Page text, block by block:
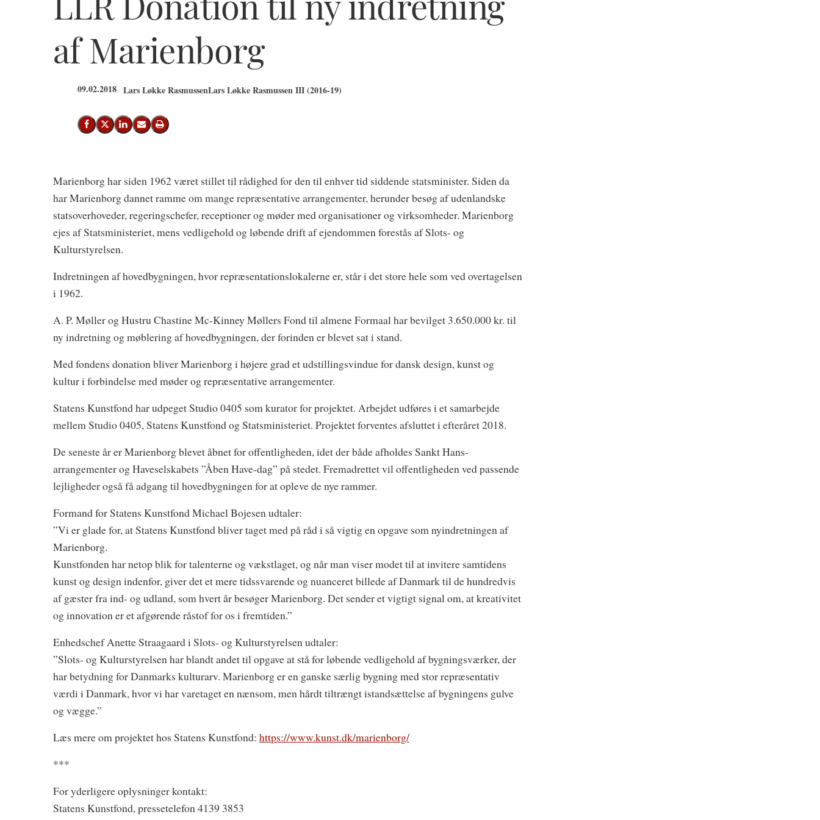
af Marienborg
09.02.2018 Lars Løkke RasmussenLars Løkke Rasmussen III (2016-19)
Del på Facebook
Del på X (Twitter)
Del på LinkedIn
Send email
Print
Marienborg har siden 1962 været stillet til rådighed for den til enhver tid siddende statsminister. Siden da
har Marienborg dannet ramme om mange repræsentative arrangementer, herunder besøg af udenlandske
statsoverhoveder, regeringschefer, receptioner og møder med organisationer og virksomheder. Marienborg
ejes af Statsministeriet, mens vedligehold og løbende drift af ejendommen forestås af Slots- og
Kulturstyrelsen.
Indretningen af hovedbygningen, hvor repræsentationslokalerne er, står i det store hele som ved overtagelsen
i 1962.
A. P. Møller og Hustru Chastine Mc-Kinney Møllers Fond til almene Formaal har bevilget 3.650.000 kr. til
ny indretning og møblering af hovedbygningen, der forinden er blevet sat i stand.
Med fondens donation bliver Marienborg i højere grad et udstillingsvindue for dansk design, kunst og
kultur i forbindelse med møder og repræsentative arrangementer.
Statens Kunstfond har udpeget Studio 0405 som kurator for projektet. Arbejdet udføres i et samarbejde
mellem Studio 0405, Statens Kunstfond og Statsministeriet. Projektet forventes afsluttet i efteråret 2018.
De seneste år er Marienborg blevet åbnet for offentligheden, idet der både afholdes Sankt Hans-
arrangementer og Haveselskabets ”Åben Have-dag” på stedet. Fremadrettet vil offentligheden ved passende
lejligheder også få adgang til hovedbygningen for at opleve de nye rammer.
Formand for Statens Kunstfond Michael Bojesen udtaler:
”Vi er glade for, at Statens Kunstfond bliver taget med på råd i så vigtig en opgave som nyindretningen af
Marienborg.
Kunstfonden har netop blik for talenterne og vækstlaget, og når man viser modet til at invitere samtidens
kunst og design indenfor, giver det et mere tidssvarende og nuanceret billede af Danmark til de hundredvis
af gæster fra ind- og udland, som hvert år besøger Marienborg. Det sender et vigtigt signal om, at kreativitet
og innovation er et afgørende råstof for os i fremtiden.”
Enhedschef Anette Straagaard i Slots- og Kulturstyrelsen udtaler:
”Slots- og Kulturstyrelsen har blandt andet til opgave at stå for løbende vedligehold af bygningsværker, der
har betydning for Danmarks kulturarv. Marienborg er en ganske særlig bygning med stor repræsentativ
værdi i Danmark, hvor vi har varetaget en nænsom, men hårdt tiltrængt istandsættelse af bygningens gulve
og vægge.”
Læs mere om projektet hos Statens Kunstfond: https://www.kunst.dk/marienborg/
***
For yderligere oplysninger kontakt:
Statens Kunstfond, pressetelefon 4139 3853